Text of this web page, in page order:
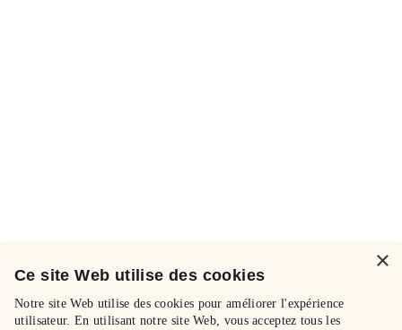
×
Ce site Web utilise des cookies
Notre site Web utilise des cookies pour améliorer l'expérience
utilisateur. En utilisant notre site Web, vous acceptez tous les